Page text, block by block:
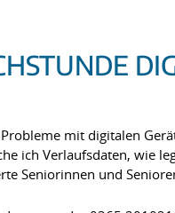
mit digitalen
ich Verlaufsdaten, wie
Seniorinnen und